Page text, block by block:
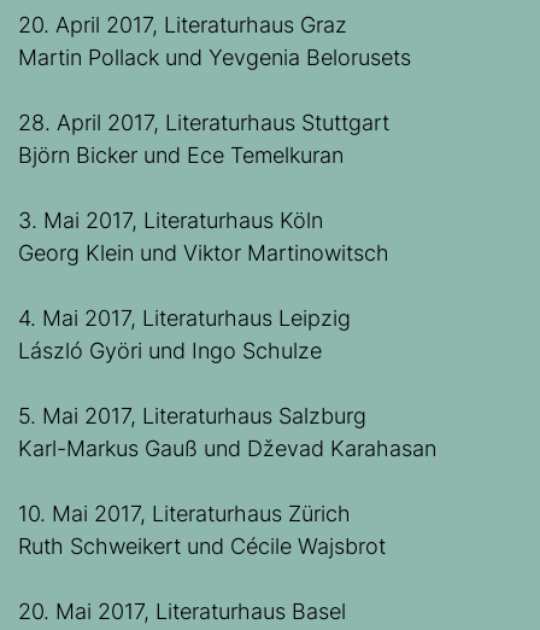
20. April 2017, Literaturhaus Graz
Martin Pollack und Yevgenia Belorusets
28. April 2017, Literaturhaus Stuttgart
Björn Bicker und Ece Temelkuran
3. Mai 2017, Literaturhaus Köln
Georg Klein und Viktor Martinowitsch
4. Mai 2017, Literaturhaus Leipzig
László Györi und Ingo Schulze
5. Mai 2017, Literaturhaus Salzburg
Karl-Markus Gauß und Dževad Karahasan
10. Mai 2017, Literaturhaus Zürich
Ruth Schweikert und Cécile Wajsbrot
20. Mai 2017, Literaturhaus Basel